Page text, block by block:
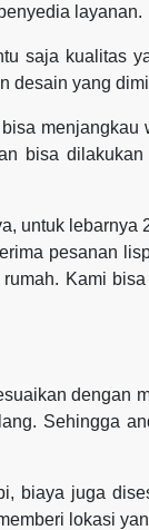
layanan.
saja kualitas
desain yang
menjangkau
bisa
untuk lebarnya
pesanan
Kami
dengan
Sehingga
biaya juga
lokasi